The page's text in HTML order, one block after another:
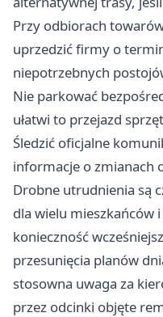
Przy odbiorach
uprzedzić firmy o
niepotrzebnych
Nie parkować
ułatwi to przejazd
Śledzić oficjalne
informacje o zmianach
Drobne utrudnienia są
dla wielu mieszkańców
konieczność
przesunięcia planów
stosowna uwaga za
przez odcinki objęte